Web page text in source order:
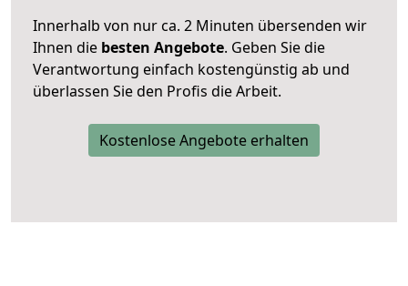
Innerhalb von nur ca. 2 Minuten übersenden wir
Ihnen die besten Angebote. Geben Sie die
Verantwortung einfach kostengünstig ab und
überlassen Sie den Profis die Arbeit.
Kostenlose Angebote erhalten